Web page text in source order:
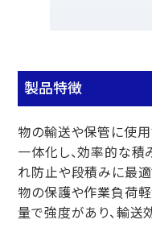
製品特徴
物の輸送や保管に使用
一体化し、効率的な積
れ防止や段積みに最適
物の保護や作業負荷軽
量で強度があり、輸送